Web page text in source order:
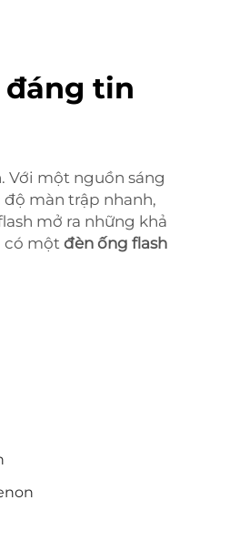
tin
Với một nguồn sáng
màn trập nhanh,
mở ra những khả
có một đèn ống flash